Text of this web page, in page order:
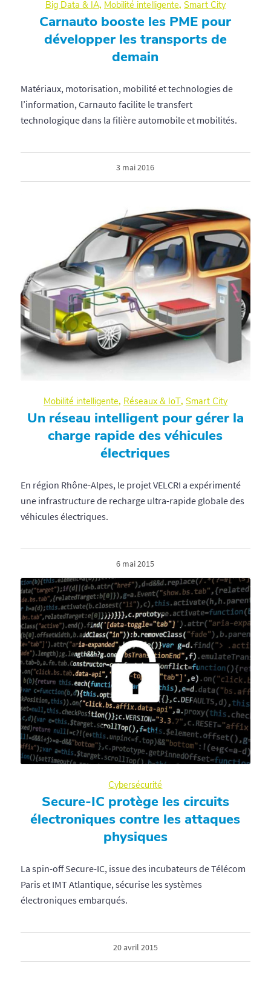
Big Data & IA, Mobilité intelligente, Smart City
Carnauto booste les PME pour
développer les transports de
demain
Matériaux, motorisation, mobilité et technologies de
l’information, Carnauto facilite le transfert
technologique dans la filière automobile et mobilités.
3 mai 2016
Mobilité intelligente, Réseaux & IoT, Smart City
Un réseau intelligent pour gérer la
charge rapide des véhicules
électriques
En région Rhône-Alpes, le projet VELCRI a expérimenté
une infrastructure de recharge ultra-rapide globale des
véhicules électriques.
6 mai 2015
Cybersécurité
Secure-IC protège les circuits
électroniques contre les attaques
physiques
La spin-off Secure-IC, issue des incubateurs de Télécom
Paris et IMT Atlantique, sécurise les systèmes
électroniques embarqués.
20 avril 2015